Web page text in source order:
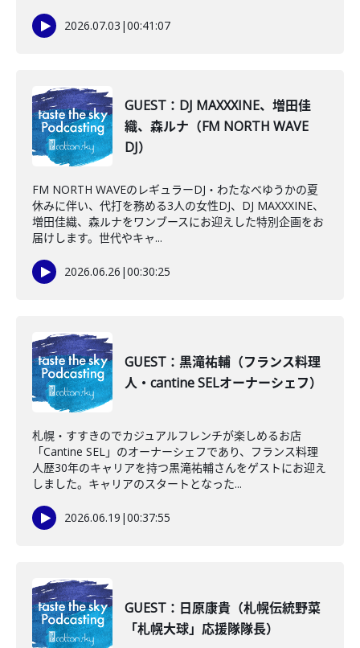
2026.07.03 |00:41:07
GUEST：DJ MAXXXINE、増田佳
織、森ルナ（FM NORTH WAVE
DJ）
FM NORTH WAVEのレギュラーDJ・わたなべゆうかの夏
休みに伴い、代打を務める3人の女性DJ、DJ MAXXXINE、
増田佳織、森ルナをワンブースにお迎えした特別企画をお
届けします。世代やキャ...
2026.06.26 |00:30:25
GUEST：黒滝祐輔（フランス料理
人・cantine SELオーナーシェフ）
札幌・すすきのでカジュアルフレンチが楽しめるお店
「Cantine SEL」のオーナーシェフであり、フランス料理
人歴30年のキャリアを持つ黒滝祐輔さんをゲストにお迎え
しました。キャリアのスタートとなった...
2026.06.19 |00:37:55
GUEST：日原康貴（札幌伝統野菜
「札幌大球」応援隊隊長）